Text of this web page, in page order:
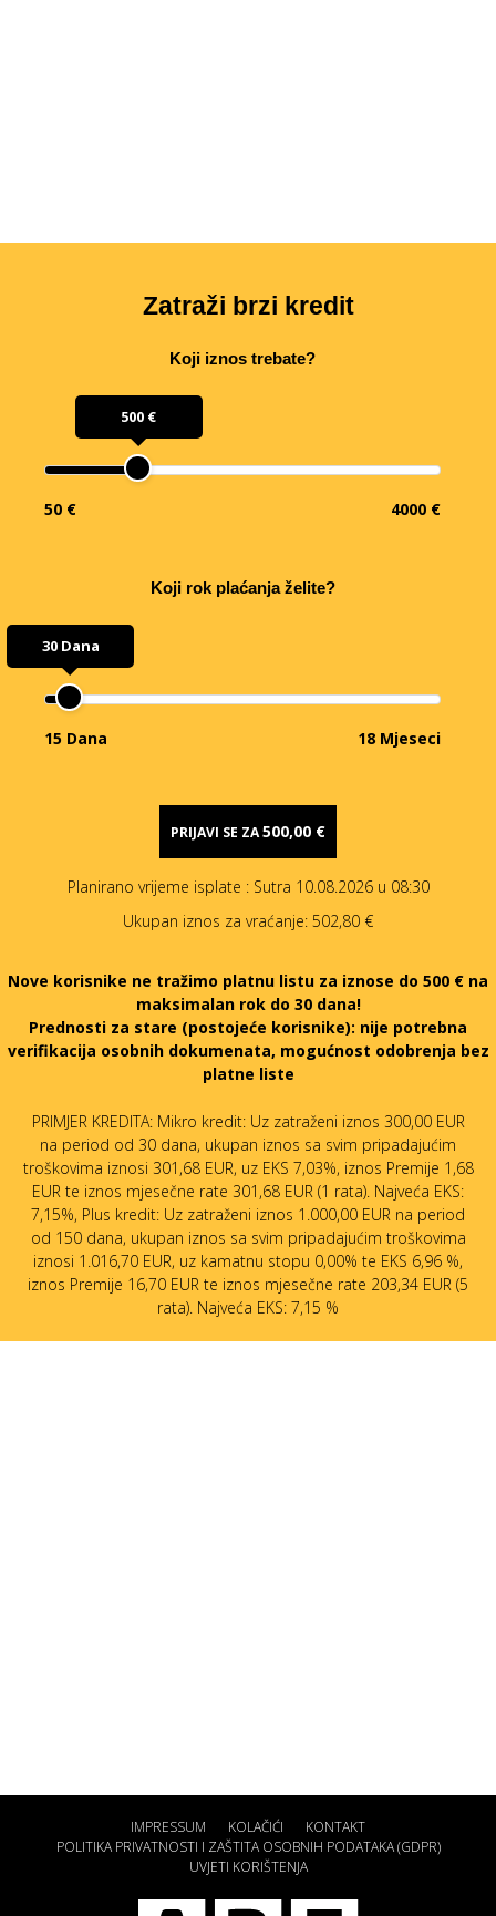
Zatraži brzi kredit
Koji iznos trebate?
500 €
50 € 4000 €
Koji rok plaćanja želite?
30 Dana
15 Dana 18 Mjeseci
PRIJAVI SE ZA500,00 €
Planirano vrijeme isplate : Sutra 10.08.2026 u 08:30
Ukupan iznos za vraćanje: 502,80 €
Nove korisnike ne tražimo platnu listu za iznose do 500 € na
maksimalan rok do 30 dana!
Prednosti za stare (postojeće korisnike): nije potrebna
verifikacija osobnih dokumenata, mogućnost odobrenja bez
platne liste
PRIMJER KREDITA: Mikro kredit: Uz zatraženi iznos 300,00 EUR
na period od 30 dana, ukupan iznos sa svim pripadajućim
troškovima iznosi 301,68 EUR, uz EKS 7,03%, iznos Premije 1,68
EUR te iznos mjesečne rate 301,68 EUR (1 rata). Najveća EKS:
7,15%, Plus kredit: Uz zatraženi iznos 1.000,00 EUR na period
od 150 dana, ukupan iznos sa svim pripadajućim troškovima
iznosi 1.016,70 EUR, uz kamatnu stopu 0,00% te EKS 6,96 %,
iznos Premije 16,70 EUR te iznos mjesečne rate 203,34 EUR (5
rata). Najveća EKS: 7,15 %
IMPRESSUM KOLAČIĆI
KONTAKT
POLITIKA PRIVATNOSTI I ZAŠTITA OSOBNIH PODATAKA (GDPR)
UVJETI KORIŠTENJA